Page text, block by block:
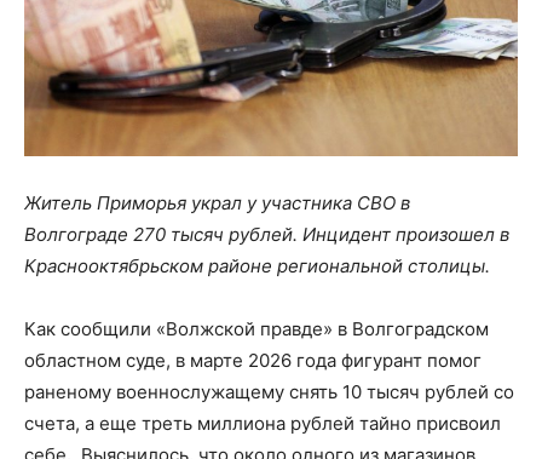
Житель Приморья украл у участника СВО в
Волгограде 270 тысяч рублей. Инцидент произошел в
Краснооктябрьском районе региональной столицы.
Как сообщили «Волжской правде» в Волгоградском
областном суде, в марте 2026 года фигурант помог
раненому военнослужащему снять 10 тысяч рублей со
счета, а еще треть миллиона рублей тайно присвоил